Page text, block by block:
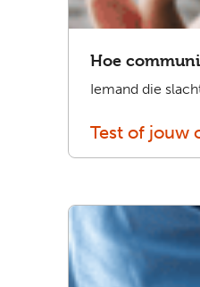
Hoe
Iemand die
Test of jouw